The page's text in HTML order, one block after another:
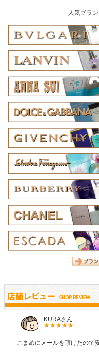
人気ブラ
KURAさん
こまめにメールを頂けたので